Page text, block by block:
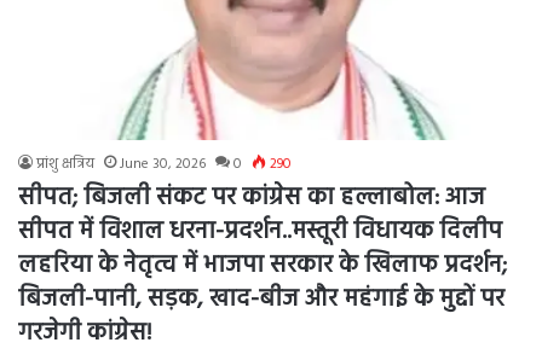
प्रांशु क्षत्रिय June 30, 2026 0 290
सीपत; बिजली संकट पर कांग्रेस का हल्लाबोल: आज
सीपत में विशाल धरना-प्रदर्शन..मस्तूरी विधायक दिलीप
लहरिया के नेतृत्व में भाजपा सरकार के खिलाफ प्रदर्शन;
बिजली-पानी, सड़क, खाद-बीज और महंगाई के मुद्दों पर
गरजेगी कांग्रेस!